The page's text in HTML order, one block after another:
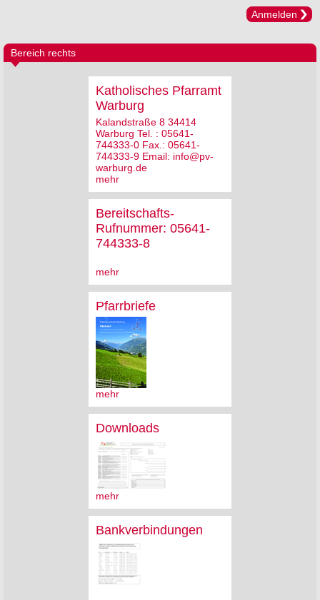
Anmelden
Bereich rechts
Katholisches Pfarramt
Warburg
Kalandstraße 8 34414
Warburg Tel. : 05641-
744333-0 Fax.: 05641-
744333-9 Email: info@pv-
warburg.de
mehr
Bereitschafts-
Rufnummer: 05641-
744333-8
mehr
Pfarrbriefe
mehr
Downloads
mehr
Bankverbindungen